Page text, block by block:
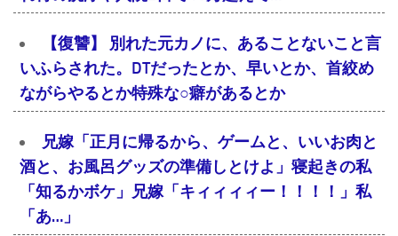
【復讐】 別れた元カノに、あることないこと言
いふらされた。DTだったとか、早いとか、首絞め
ながらやるとか特殊な○癖があるとか
兄嫁「正月に帰るから、ゲームと、いいお肉と
酒と、お風呂グッズの準備しとけよ」寝起きの私
「知るかボケ」兄嫁「キィィィィー！！！！」私
「あ…」